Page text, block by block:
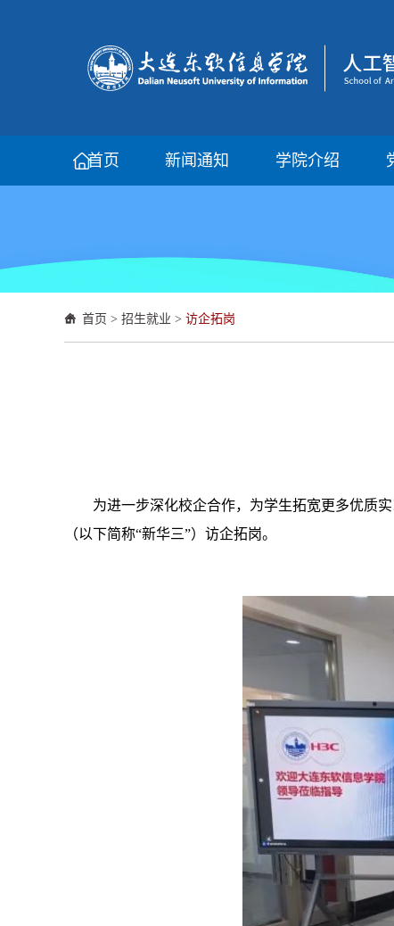
首页 新闻通知 学院介绍
首页 > 招生就业 > 访企拓岗
为进一步深化校企合作，为学生拓宽更多优质
（以下简称“新华三”）访企拓岗。